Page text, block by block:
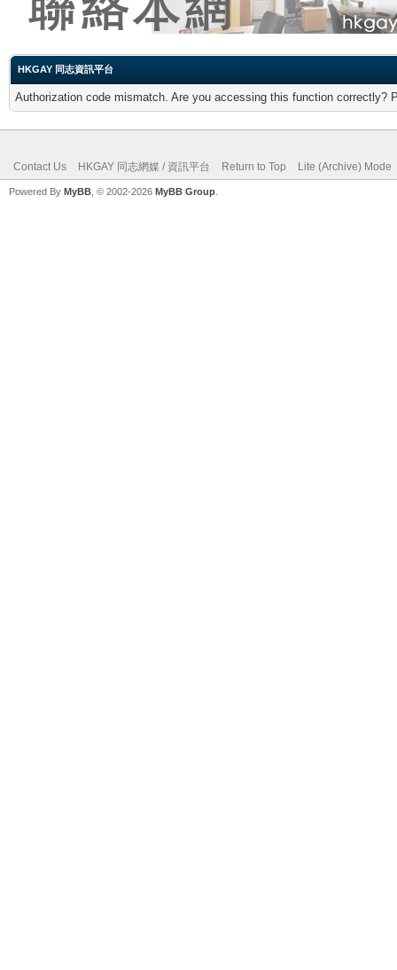
HKGAY 同志資訊平台
Authorization code mismatch. Are you accessing this function correctly?
Contact Us HKGAY 同志網媒 / 資訊平台 Return to Top Lite (Archive) Mode
Powered By MyBB , © 2002-2026 MyBB Group